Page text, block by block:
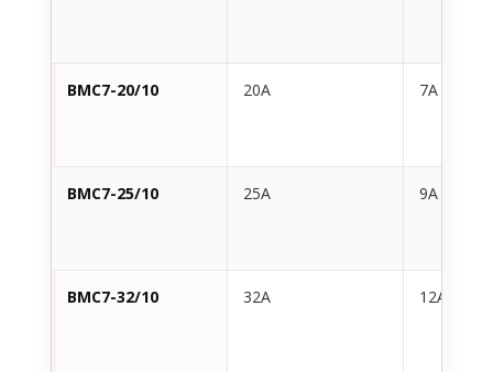
BMC7-20/10 20A 7A
BMC7-25/10 25A 9A
BMC7-32/10 32A 12A